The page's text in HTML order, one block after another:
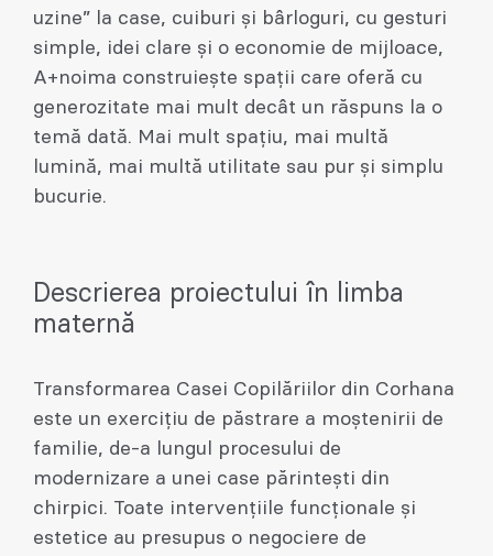
uzine” la case, cuiburi și bârloguri, cu gesturi
simple, idei clare și o economie de mijloace,
A+noima construiește spații care oferă cu
generozitate mai mult decât un răspuns la o
temă dată. Mai mult spațiu, mai multă
lumină, mai multă utilitate sau pur și simplu
bucurie.
Descrierea proiectului în limba
maternă
Transformarea Casei Copilăriilor din Corhana
este un exercițiu de păstrare a moștenirii de
familie, de-a lungul procesului de
modernizare a unei case părintești din
chirpici. Toate intervențiile funcționale și
estetice au presupus o negociere de